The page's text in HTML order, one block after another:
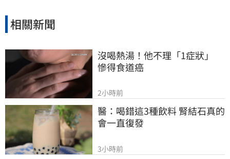
相關新聞
沒喝熱湯！他不理「1症狀」
慘得食道癌
2小時前
醫：喝錯這3種飲料 腎結石真的
會一直復發
3小時前